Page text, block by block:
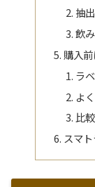
抽
飲
購入
ラ
よ
比
スマ